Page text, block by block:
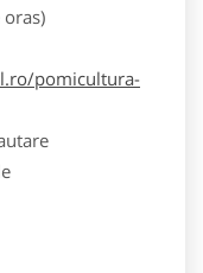
pomicultura-